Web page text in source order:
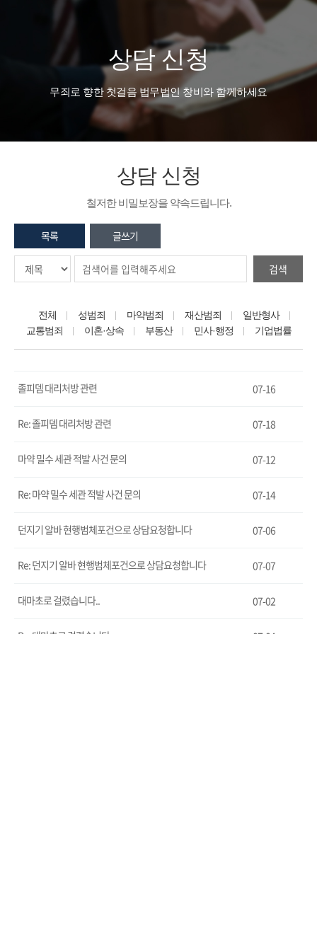
상담 신청
무죄로 향한 첫걸음 법무법인 창비와 함께하세요
상담 신청
철저한 비밀보장을 약속드립니다.
목록 글쓰기
검색
전체 성범죄 마약범죄 재산범죄
일반형사
교통범죄
이혼·상속 부동산 민사·행정 기업법률
졸피뎀 대리처방 관련 07-16
Re: 졸피뎀 대리처방 관련 07-18
마약 밀수 세관 적발 사건 문의 07-12
Re: 마약 밀수 세관 적발 사건 문의 07-14
던지기 알바 현행범체포건으로 상담요청합니다 07-06
Re: 던지기 알바 현행범체포건으로 상담요청합니다 07-07
대마초로 걸렸습니다.. 07-02
Re: 대마초로 걸렸습니다.. 07-04